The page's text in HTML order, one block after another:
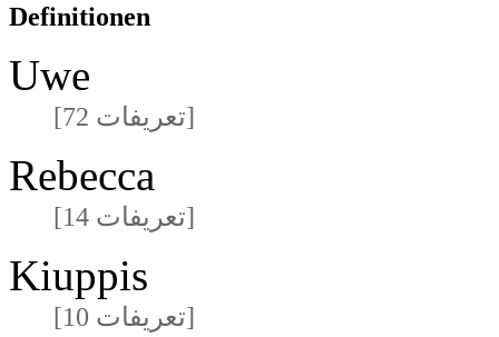
Definitionen
Uwe
[72 تعريفات]
Rebecca
[14 تعريفات]
Kiuppis
[10 تعريفات]